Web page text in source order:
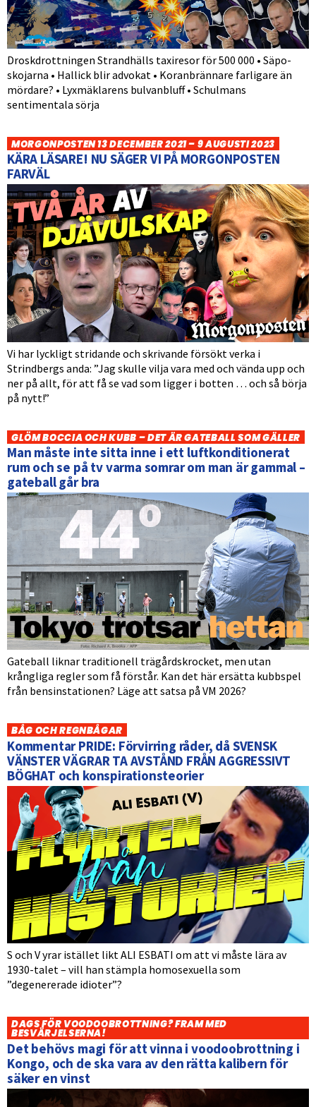
Droskdrottningen Strandhälls taxiresor för 500 000 • Säpo-
skojarna • Hallick blir advokat • Koranbrännare farligare än
mördare? • Lyxmäklarens bulvanbluff • Schulmans
sentimentala sörja
MORGONPOSTEN 13 DECEMBER 2021 – 9 AUGUSTI 2023
KÄRA LÄSARE! NU SÄGER VI PÅ MORGONPOSTEN
FARVÄL
Vi har lyckligt stridande och skrivande försökt verka i
Strindbergs anda: ”Jag skulle vilja vara med och vända upp och
ner på allt, för att få se vad som ligger i botten … och så börja
på nytt!”
GLÖM BOCCIA OCH KUBB – DET ÄR GATEBALL SOM GÄLLER
Man måste inte sitta inne i ett luftkonditionerat
rum och se på tv varma somrar om man är gammal –
gateball går bra
Gateball liknar traditionell trägårdskrocket, men utan
krångliga regler som få förstår. Kan det här ersätta kubbspel
från bensinstationen? Läge att satsa på VM 2026?
BÅG OCH REGNBÅGAR
Kommentar PRIDE: Förvirring råder, då SVENSK
VÄNSTER VÄGRAR TA AVSTÅND FRÅN AGGRESSIVT
BÖGHAT och konspirationsteorier
S och V yrar istället likt ALI ESBATI om att vi måste lära av
1930-talet – vill han stämpla homosexuella som
”degenererade idioter”?
DAGS FÖR VOODOOBROTTNING? FRAM MED
BESVÄRJELSERNA!
Det behövs magi för att vinna i voodoobrottning i
Kongo, och de ska vara av den rätta kalibern för
säker en vinst